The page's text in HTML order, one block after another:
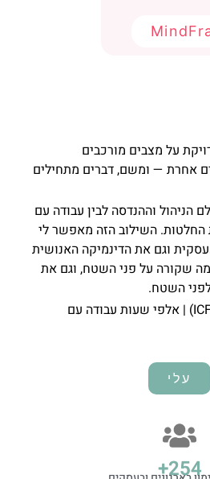
על מצבים מורכבים
— ומשם, דברים מתחילים
וההנדסה לבין עבודה עם
השילוב הזה מאפשר לי
וגם את הדינמיקה האנושית
על פני השטח, וגם את
השטח.
מאמנת מוסמכת (ICF-PCC) | אלפי שעות עבודה עם
עלי
+